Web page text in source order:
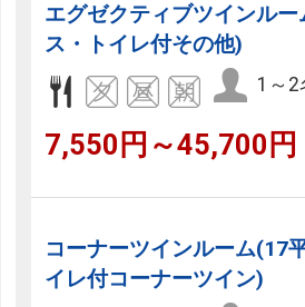
エグゼクティブツインル
ス・トイレ付その他)
1～2
7,550円～45,700円
コーナーツインルーム(17
イレ付コーナーツイン)